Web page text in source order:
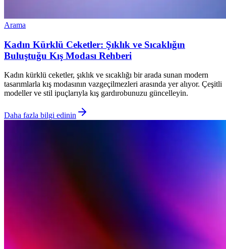
Arama
Kadın Kürklü Ceketler: Şıklık ve Sıcaklığın
Buluştuğu Kış Modası Rehberi
Kadın kürklü ceketler, şıklık ve sıcaklığı bir arada sunan modern
tasarımlarla kış modasının vazgeçilmezleri arasında yer alıyor. Çeşitli
modeller ve stil ipuçlarıyla kış gardırobunuzu güncelleyin.
Daha fazla bilgi edinin